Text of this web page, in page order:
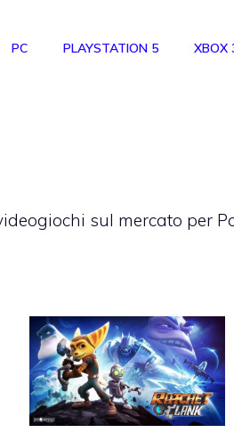
PC PLAYSTATION 5 XBOX
sul mercato per